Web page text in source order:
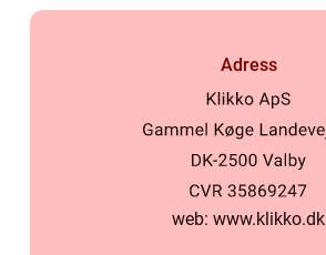
Adress
web: www.klikko.dk